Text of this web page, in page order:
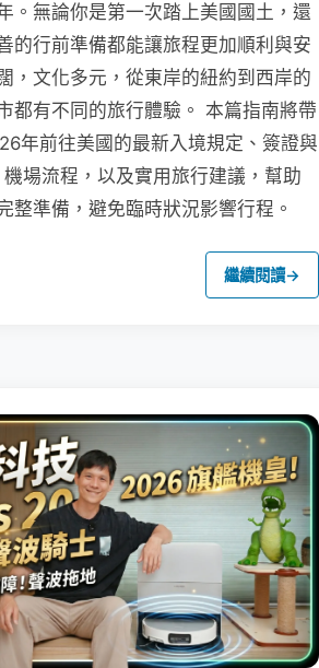
。無論你是第一次踏上美國國土，還
的行前準備都能讓旅程更加順利與安
，文化多元，從東岸的紐約到西岸的
都有不同的旅行體驗。 本篇指南將帶
年前往美國的最新入境規定、簽證與
場流程，以及實用旅行建議，幫助
整準備，避免臨時狀況影響行程。
繼續閱讀→